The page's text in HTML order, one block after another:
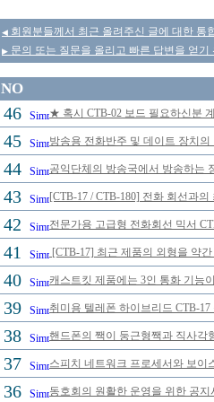
◀ 회원분들께서 최근 올려주신 글에 대한 통
▶ 문의 또는 질문을 올리고 빠른 답변을 얻기
NO
46 ★ 혹시 CTB-02 보드 필요하신분
45 방송용 전화반주 및 데이트 장치
44 공익단체의 방송국에서 방송하는
43 [CTB-17 / CTB-180] 전화 회선과
42 전문가용 고급형 전화회선 믹서
41 [CTB-17] 최근 제품의 외형을 약
40 캐스트킷 제품에는 3인 통화 기능
39 취미용 텔레폰 하이브리드 CTB-
38 핸드폰의 짹이 둥근형짹과 직사각
37 스피치 네트워크 프로세서와 보
36 동호회의 원활한 운영을 위한 공